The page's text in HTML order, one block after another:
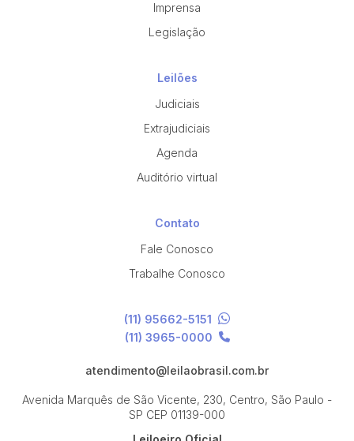
Imprensa
Legislação
Leilões
Judiciais
Extrajudiciais
Agenda
Auditório virtual
Contato
Fale Conosco
Trabalhe Conosco
(11) 95662-5151
(11) 3965-0000
atendimento@leilaobrasil.com.br
Avenida Marquês de São Vicente, 230, Centro, São Paulo -
SP CEP 01139-000